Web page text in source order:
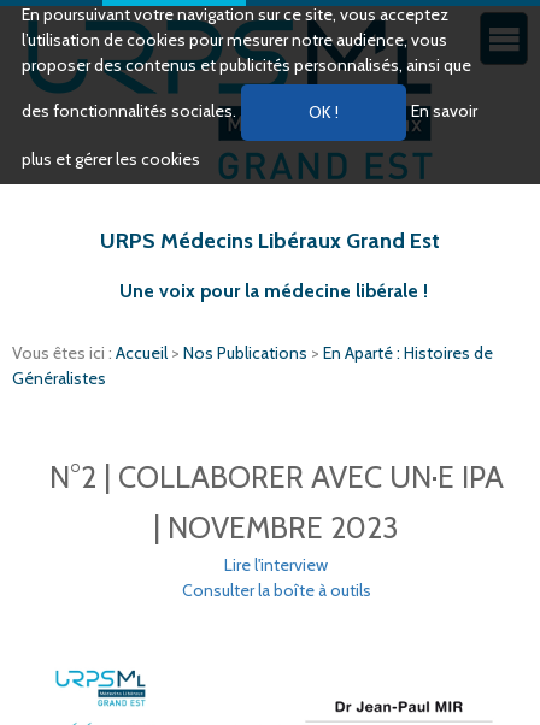
En poursuivant votre navigation sur ce site, vous acceptez
l’utilisation de cookies pour mesurer notre audience, vous
proposer des contenus et publicités personnalisés, ainsi que
des fonctionnalités sociales. En savoir
plus et gérer les cookies
URPS Médecins Libéraux Grand Est
Une voix pour la médecine libérale !
Vous êtes ici : Accueil > Nos Publications > En Aparté : Histoires de
Généralistes
N°2 | COLLABORER AVEC UN·E IPA
| NOVEMBRE 2023
Lire l'interview
Consulter la boîte à outils